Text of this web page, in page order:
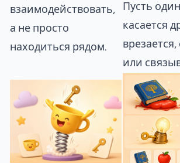
взаимодействовать,
а не просто
находиться рядом.
Пусть
касается
врезается,
или